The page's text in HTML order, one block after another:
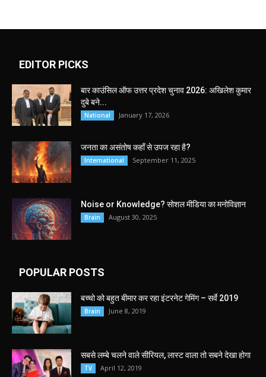
EDITOR PICKS
बार काउंसिल ऑफ उत्तर प्रदेश चुनाव 2026: अखिलेश कुमार
दुबे बने...
National January 17, 2026
जनता का असंतोष कहाँ से उपज रहा है?
International September 11, 2025
Noise or Knowledge? सोशल मीडिया का मनोविज्ञान
Brain August 30, 2025
POPULAR POSTS
बच्चो को बहुत बीमार कर रहा इंटरनेट गेमिंग – सर्वे 2019
Brain June 8, 2019
सबसे लम्बे चलने वाले सीरियल, लास्ट वाला तो सबने देखा होगा
TV April 12, 2019